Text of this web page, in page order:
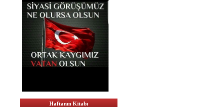
Haftanın Kitabı